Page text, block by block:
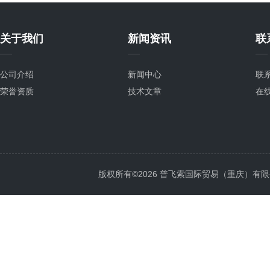
关于我们
公司介绍
荣誉资质
新闻资讯
新闻中心
技术文章
联
联
在
版权所有©2026 普飞索国际贸易（重庆）有